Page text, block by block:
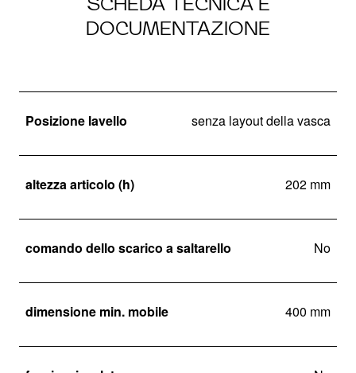
DOCUMENTAZIONE
Posizione lavello senza layout della vasca
altezza articolo (h) 202 mm
comando dello scarico a saltarello No
dimensione min. mobile 400 mm